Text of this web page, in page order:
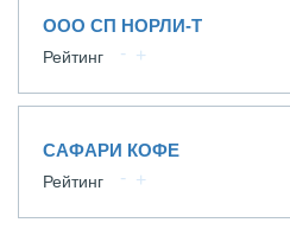
ООО СП НОРЛИ-Т
Рейтинг
САФАРИ КОФЕ
Рейтинг